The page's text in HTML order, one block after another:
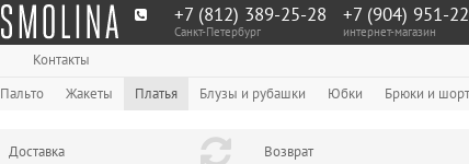
+7 (812) 389-25-28
Санкт-Петербург
+7 (904)
интернет-магазин
Контакты
Пальто Жакеты Платья Блузы и рубашки Юбки Брюки и
Доставка Возврат